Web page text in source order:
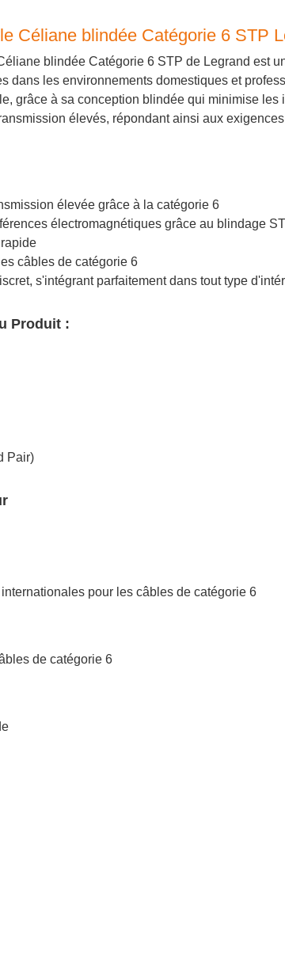
Céliane blindée Catégorie 6 STP
blindée Catégorie 6 STP de Legrand est
dans les environnements domestiques et
grâce à sa conception blindée qui minimise
élevés, répondant ainsi aux
élevée grâce à la catégorie 6
électromagnétiques grâce au blindage
câbles de catégorie 6
s'intégrant parfaitement dans tout type
Produit :
Pair)
pour les câbles de catégorie 6
de catégorie 6